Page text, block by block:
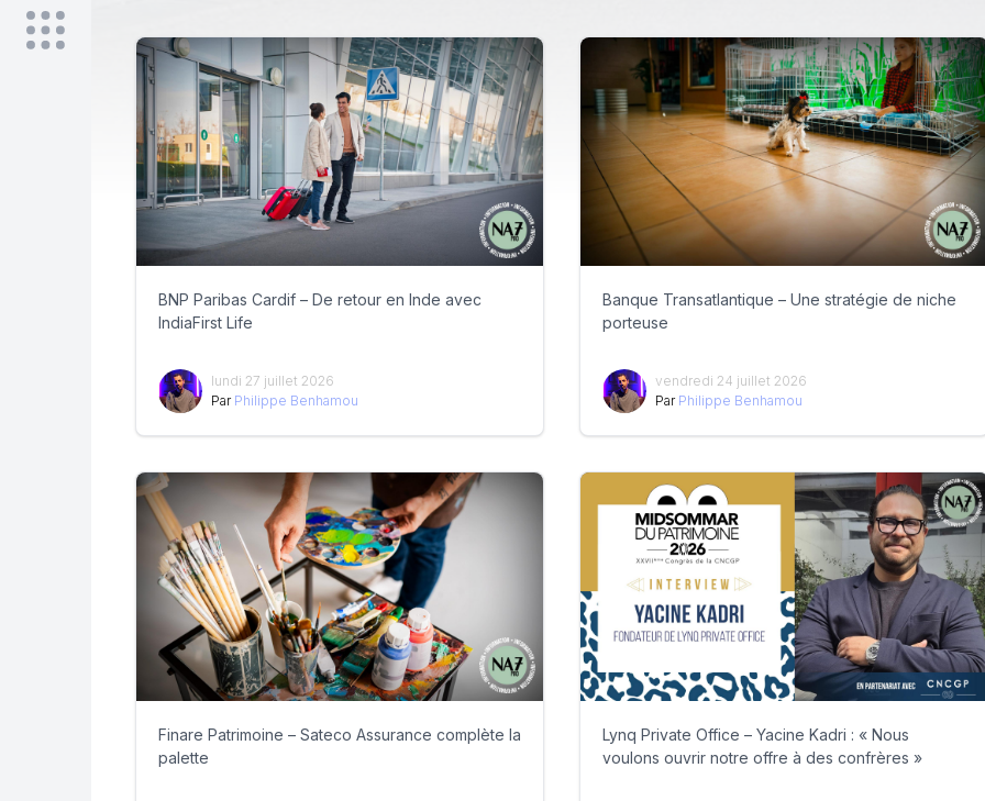
BNP Paribas Cardif – De retour en Inde avec
IndiaFirst Life
lundi 27 juillet 2026
Par Philippe Benhamou
Banque Transatlantique – Une stratégie de niche
porteuse
vendredi 24 juillet 2026
Par Philippe Benhamou
Finare Patrimoine – Sateco Assurance complète la
palette
Lynq Private Office – Yacine Kadri : « Nous
voulons ouvrir notre offre à des confrères »